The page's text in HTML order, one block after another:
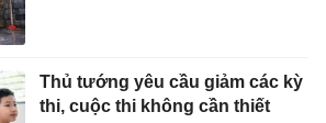
Thủ tướng yêu cầu giảm các kỳ
thi, cuộc thi không cần thiết